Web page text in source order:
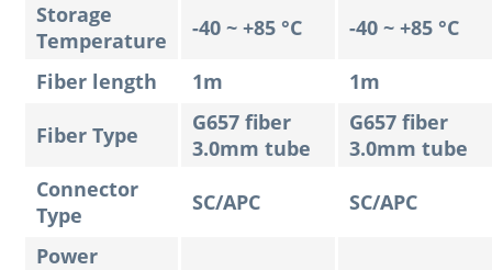
Storage
Temperature
-40 ~ +85 °C -40 ~ +85 °C
Fiber length 1m 1m
Fiber Type
G657 fiber
3.0mm tube
G657 fiber
3.0mm tube
Connector
Type
SC/APC SC/APC
Power